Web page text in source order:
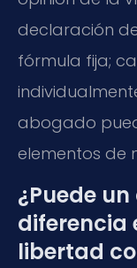
declaración
fórmula fija;
abogado
elementos de
¿Puede
diferencia
libertad